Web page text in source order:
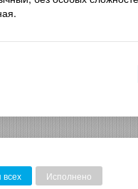
всех Исполнено